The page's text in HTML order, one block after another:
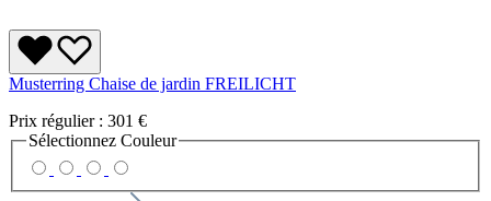
Musterring Chaise de jardin FREILICHT
Prix régulier : 301 €
Sélectionnez Couleur